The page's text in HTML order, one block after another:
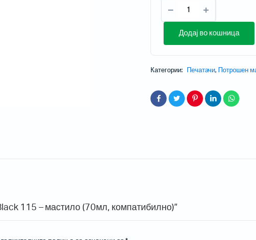
Мобилни терминали
Таблети
Додај во кошница
Категории: Печатачи, Потрошен
115 – мастило (70мл, компатибилно)”